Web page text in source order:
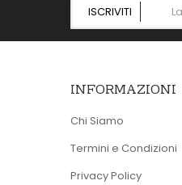
ISCRIVITI
INFORMAZIONI
Chi Siamo
Termini e Condizioni
Privacy Policy